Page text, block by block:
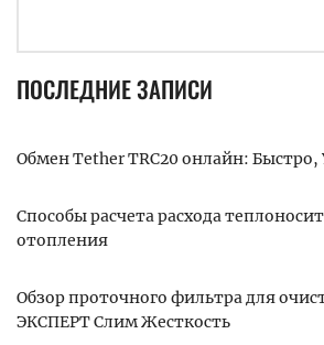
ПОСЛЕДНИЕ ЗАПИСИ
Обмен Tether TRC20 онлайн:
Способы расчета расхода
отопления
Обзор проточного фильтра для
ЭКСПЕРТ Слим Жесткость